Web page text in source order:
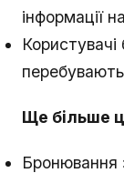
інформації
Користувачі
Ще більше
Бронювання